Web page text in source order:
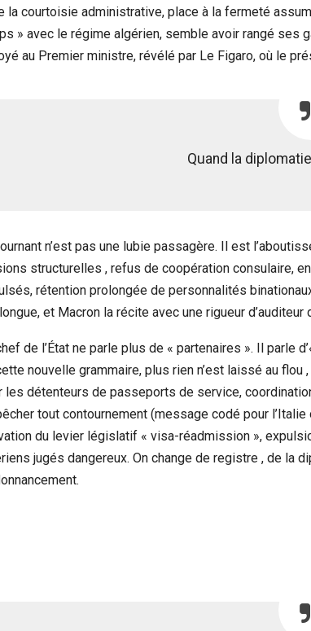
la courtoisie administrative, place à la fermeté
» avec le régime algérien, semble avoir rangé ses
au Premier ministre, révélé par Le Figaro, où le
Quand la
n’est pas une lubie passagère. Il est
structurelles , refus de coopération consulaire,
rétention prolongée de personnalités
et Macron la récite avec une rigueur d’auditeur
de l’État ne parle plus de « partenaires ». Il parle
nouvelle grammaire, plus rien n’est laissé au
les détenteurs de passeports de service,
tout contournement (message codé pour l’Italie
du levier législatif « visa-réadmission »,
jugés dangereux. On change de registre , de la